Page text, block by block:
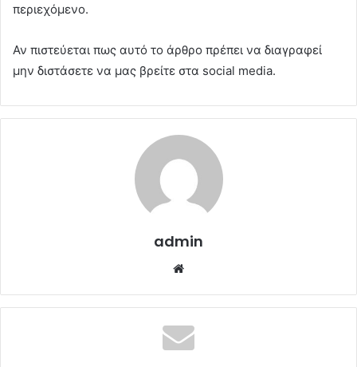
περιεχόμενο.
Αν πιστεύεται πως αυτό το άρθρο πρέπει να διαγραφεί
μην διστάσετε να μας βρείτε στα social media.
admin